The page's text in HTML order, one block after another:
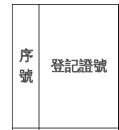
序
號
登記證號